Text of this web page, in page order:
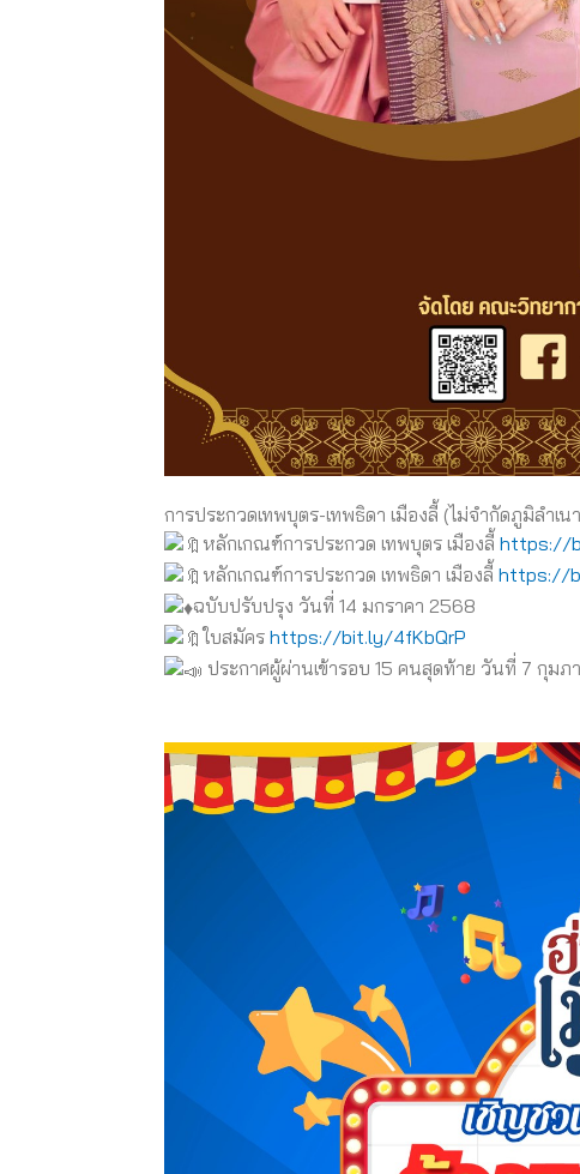
การประกวดเทพบุตร-เทพธิดา เมืองลี้ (ไม่จำกัดภูมิลำเน
หลักเกณฑ์การประกวด เทพบุตร เมืองลี้ https://
หลักเกณฑ์การประกวด เทพธิดา เมืองลี้ https://
ฉบับปรับปรุง วันที่ 14 มกราคา 2568
ใบสมัคร https://bit.ly/4fKbQrP
ประกาศผู้ผ่านเข้ารอบ 15 คนสุดท้าย วันที่ 7 กุม